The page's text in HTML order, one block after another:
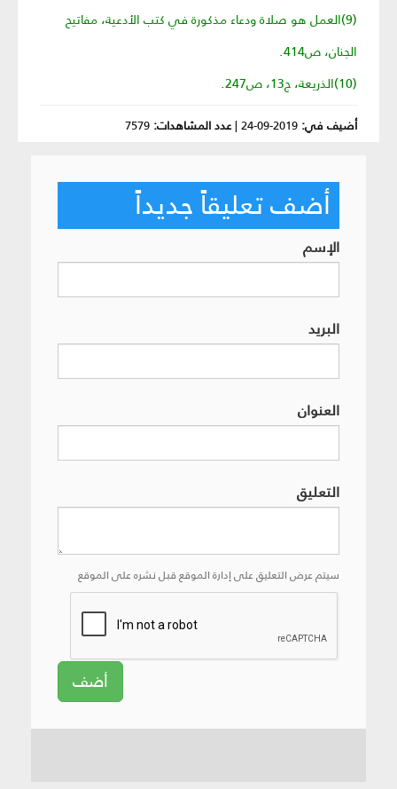
(9)العمل هو صلاة ودعاء مذكورة في كتب الأدعية، مفاتيح
الجنان، ص414.
(10)الذريعة، ج13، ص247.
أضيف في: 2019-09-24
|عدد المشاهدات: 7579
أضف تعليقاً جديداً
الإسم
البريد
العنوان
التعليق
سيتم عرض التعليق على إدارة الموقع قبل نشره على الموقع
أضف